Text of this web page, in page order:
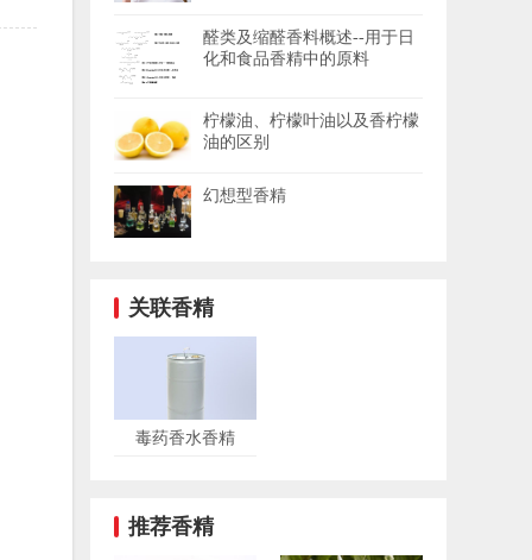
醛类及缩醛香料概述--用于日
化和食品香精中的原料
柠檬油、柠檬叶油以及香柠檬
油的区别
幻想型香精
关联香精
毒药香水香精
推荐香精